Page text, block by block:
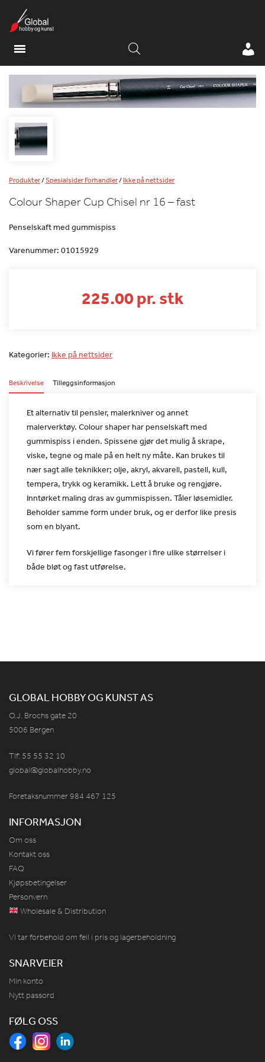
Produkter/Spesialsider Forhandler/Ikke på nettsider
Colour Shaper Cup Chisel nr 16 – fast
Penselskaft med gummispiss
Varenummer: 01015929
225.00 pr. stk
Kategorier: Ikke på nettsider
Beskrivelse Tilleggsinformasjon
Et alternativ til pensler, malerkniver og annet
malerverktøy. Colour shaper har penselskaft med
gummispiss i enden. Spissene gjørdet mulig å skrape,
viske, tegne og male på en helt ny måte. Kan brukes til
nær sagt alle teknikker; olje, akryl, akvarell, pastell, kull,
tempera, trykk og keramikk. Lett å bruke og rengjøre.
Inntørket maling dras av gummispissen. Tåler løsemidler.
Beholdersamme form under bruk, og er derfor like presis
som en blyant.
Vi fører fem forskjellige fasonger i fire ulike størrelser i
både bløt og fast utførelse.
GLOBAL HOBBY OG KUNST AS
O.J. Brochs gate 20
5006 Bergen
Tlf: 55 55 32 10
global@globalhobby.no
Foretaksnummer 984 467 125
INFORMASJON
Om oss
Kontakt oss
FAQ
Kjøpsbetingelser
Personvern
Wholesale & Distribution
Vi tar forbehold om feil i pris og lagerbeholdning
SNARVEIER
Min konto
Nytt passord
FØLG OSS